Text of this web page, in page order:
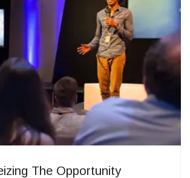
magn aliqua enim ad minim veniam
exercitas tion ullamco ipsum laboris.
The Opportunity